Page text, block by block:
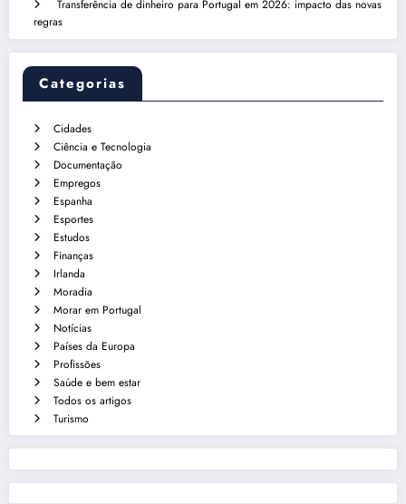
Transferência de dinheiro para Portugal em 2026: impacto das novas
regras
Categorias
Cidades
Ciência e Tecnologia
Documentação
Empregos
Espanha
Esportes
Estudos
Finanças
Irlanda
Moradia
Morar em Portugal
Notícias
Países da Europa
Profissões
Saúde e bem estar
Todos os artigos
Turismo